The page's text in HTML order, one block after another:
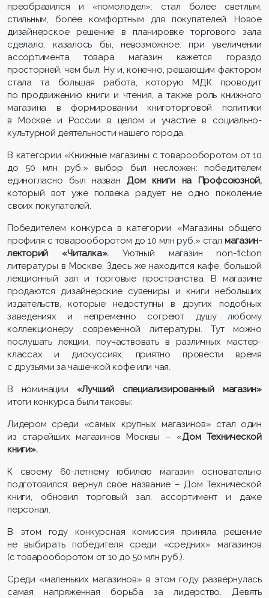
преобразился и «помолодел»: стал более светлым,
стильным, более комфортным для покупателей. Новое
дизайнерское решение в планировке торгового зала
сделало, казалось бы, невозможное: при увеличении
ассортимента товара магазин кажется гораздо
просторней, чем был. Ну и, конечно, решающим фактором
стала та большая работа, которую МДК проводит
по продвижению книги и чтения, а также роль книжного
магазина в формировании книготорговой политики
в Москве и России в целом и участие в социально-
культурной деятельности нашего города.
В категории «Книжные магазины с товарооборотом от 10
до 50 млн руб.» выбор был несложен: победителем
единогласно был названДом книги на Профсоюзной,
который вот уже полвека радует не одно поколение
своих покупателей.
Победителем конкурса в категории «Магазины общего
профиля с товарооборотом до 10 млн руб.» стал магазин-
лекторий «Читалка».Уютный магазин non-fiction
литературы в Москве. Здесь же находится кафе, большой
лекционный зал и торговые пространства. В магазине
продаются дизайнерские сувениры и книги небольших
издательств, которые недоступны в других подобных
заведениях и непременно согреют душу любому
коллекционеру современной литературы. Тут можно
послушать лекции, поучаствовать в различных мастер-
классах и дискуссиях, приятно провести время
с друзьями за чашечкой кофе или чая.
В номинации «Лучший специализированный магазин»
итоги конкурса были таковы:
Лидером среди «самых крупных магазинов» стал один
из старейших магазинов Москвы – «Дом Технической
книги».
К своему 60-летнему юбилею магазин основательно
подготовился: вернул свое название – Дом Технической
книги, обновил торговый зал, ассортимент и даже
персонал.
В этом году конкурсная комиссия приняла решение
не выбирать победителя среди «средних» магазинов
(с товарооборотом от 10 до 50 млн руб.).
Среди «маленьких магазинов» в этом году развернулась
самая напряженная борьба за лидерство. Девять